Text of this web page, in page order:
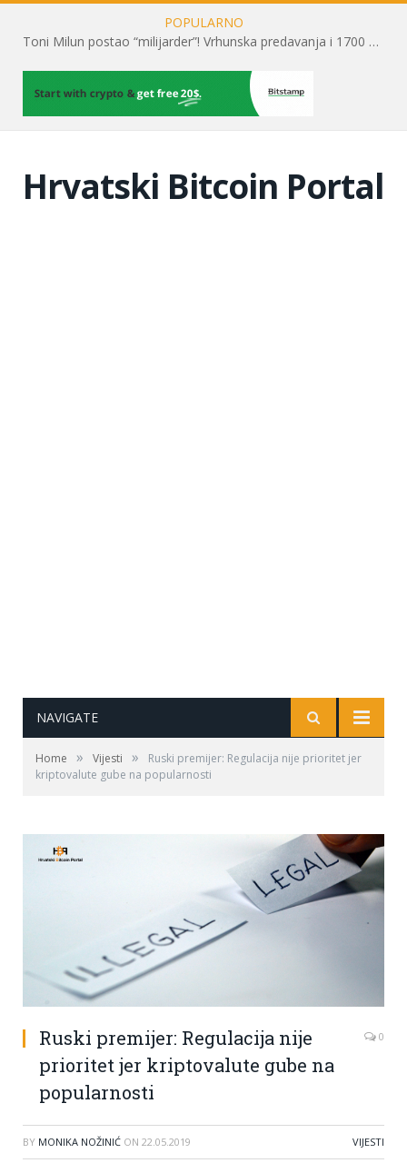
POPULARNO
Toni Milun postao “milijarder”! Vrhunska predavanja i 1700 posjetitelja obilježili su mjesec financijske pismenosti
Hrvatski Bitcoin Portal
NAVIGATE
Home » Vijesti »
Ruski premijer: Regulacija nije prioritet jer
kriptovalute gube na popularnosti
Ruski premijer: Regulacija nije
prioritet jer kriptovalute gube na
popularnosti
0
BY MONIKA NOŽINIĆ ON 22.05.2019 VIJESTI